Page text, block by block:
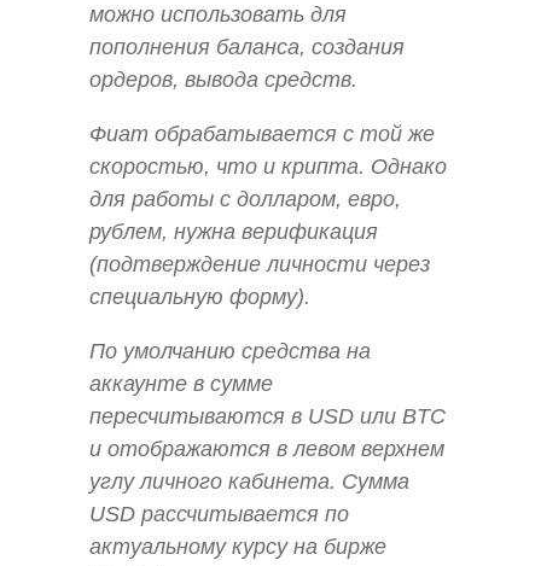
можно использовать для
пополнения баланса, создания
ордеров, вывода средств.
Фиат обрабатывается с той же
скоростью, что и крипта. Однако
для работы с долларом, евро,
рублем, нужна верификация
(подтверждение личности через
специальную форму).
По умолчанию средства на
аккаунте в сумме
пересчитываются в USD или BTC
и отображаются в левом верхнем
углу личного кабинета. Сумма
USD рассчитывается по
актуальному курсу на бирже